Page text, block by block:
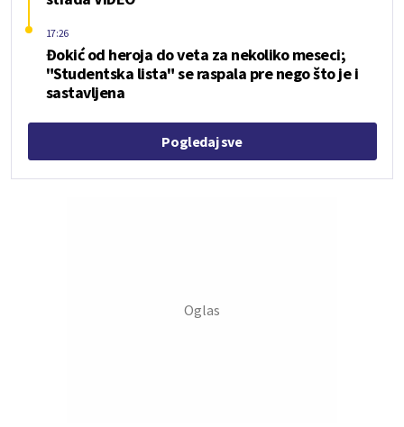
Đokić od heroja do veta za nekoliko meseci;
"Studentska lista" se raspala pre nego što je i
sastavljena
17:26
Pogledaj sve